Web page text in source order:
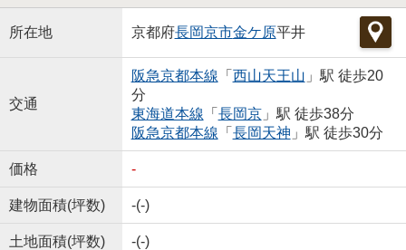
所在地 京都府長岡京市金ケ原平井
交通
阪急京都本線 「 西山天王山 」駅 徒歩20
分
東海道本線 「 長岡京」駅 徒歩38分
阪急京都本線 「 長岡天神 」駅 徒歩30分
価格 -
建物面積(坪数) -(-)
土地面積(坪数) -(-)